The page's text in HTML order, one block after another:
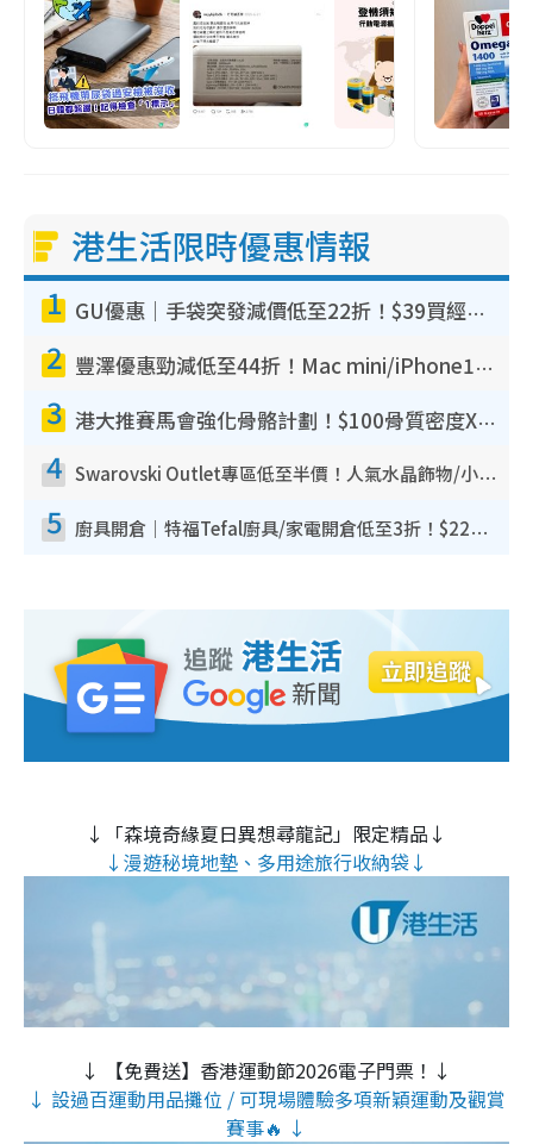
港生活限時優惠情報
1 GU優惠｜手袋突發減價低至22折！$39買經典波士頓包/餃子袋！飾物同步減價$29起！
2 豐澤優惠勁減低至44折！Mac mini/iPhone17Pro大減價！廚房家電$220起
3 港大推賽馬會強化骨骼計劃！$100骨質密度X光檢查 完成免費運動訓練送超市禮券！附參加資格
4 Swarovski Outlet專區低至半價！人氣水晶飾物/小擺設$138起！迪士尼款/水晶高跟鞋都有平
5 廚具開倉｜特福Tefal廚具/家電開倉低至3折！$220起買平底鍋/炒鑊/湯煲！電飯煲/吸塵機/燙斗$418起
↓「森境奇緣夏日異想尋龍記」限定精品↓
↓漫遊秘境地墊、多用途旅行收納袋↓
↓ 【免費送】香港運動節2026電子門票！↓
↓ 設過百運動用品攤位 / 可現場體驗多項新穎運動及觀賞
賽事🔥 ↓